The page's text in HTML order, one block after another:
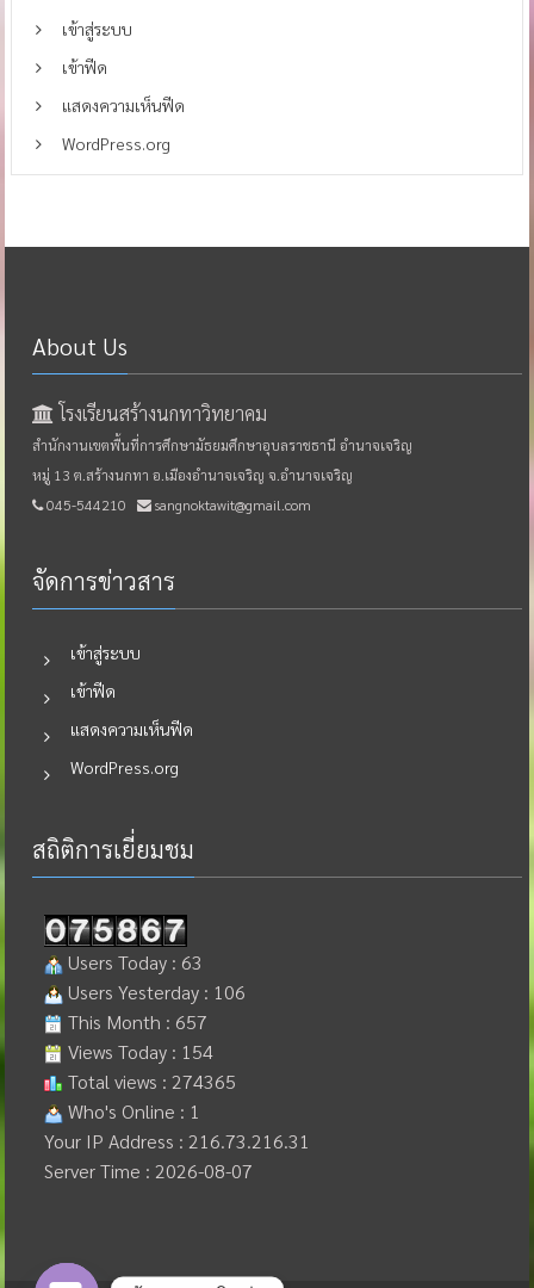
เข้าสู่ระบบ
เข้าฟีด
แสดงความเห็นฟีด
WordPress.org
About Us
โรงเรียนสร้างนกทาวิทยาคม
สำนักงานเขตพื้นที่การศึกษามัธยมศึกษาอุบลราชธานี อำนาจเจริญ
หมู่ 13 ต.สร้างนกทา อ.เมืองอำนาจเจริญ จ.อำนาจเจริญ
045-544210
sangnoktawit@gmail.com
จัดการข่าวสาร
เข้าสู่ระบบ
เข้าฟีด
แสดงความเห็นฟีด
WordPress.org
สถิติการเยี่ยมชม
Users Today : 63
Users Yesterday : 106
This Month : 657
Views Today : 154
Total views : 274365
Who's Online : 1
Your IP Address : 216.73.216.31
Server Time : 2026-08-07